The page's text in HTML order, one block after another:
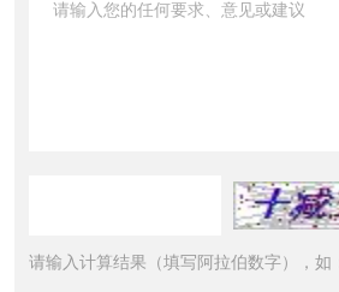
请输入计算结果（填写阿拉伯数字），如